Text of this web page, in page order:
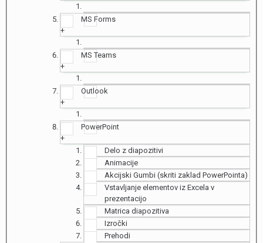
MS Forms
+
MS Teams
+
Outlook
+
PowerPoint
+
Delo z diapozitivi
Animacije
Akcijski Gumbi (skriti zaklad PowerPointa)
Vstavljanje elementov iz Excela v
prezentacijo
Matrica diapozitiva
Izročki
Prehodi